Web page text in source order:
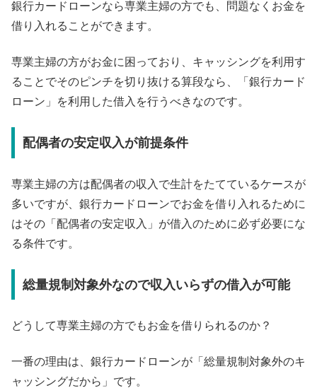
銀行カードローンなら専業主婦の方でも、問題なくお金を
借り入れることができます。
専業主婦の方がお金に困っており、キャッシングを利用す
ることでそのピンチを切り抜ける算段なら、「銀行カード
ローン」を利用した借入を行うべきなのです。
配偶者の安定収入が前提条件
専業主婦の方は配偶者の収入で生計をたてているケースが
多いですが、銀行カードローンでお金を借り入れるために
はその「配偶者の安定収入」が借入のために必ず必要にな
る条件です。
総量規制対象外なので収入いらずの借入が可能
どうして専業主婦の方でもお金を借りられるのか？
一番の理由は、銀行カードローンが「総量規制対象外のキ
ャッシングだから」です。